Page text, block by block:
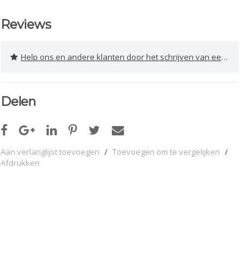
Reviews
Help ons en andere klanten door het schrijven van een review
Delen
Aan verlanglijst toevoegen / Toevoegen om te vergelijken /
Afdrukken